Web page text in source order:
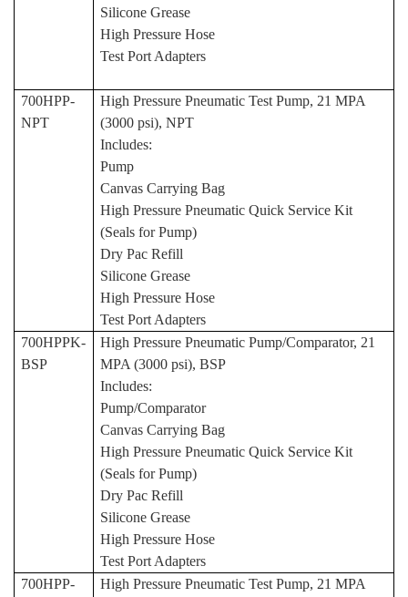
Silicone Grease
High Pressure Hose
Test Port Adapters
700HPP-
NPT
High Pressure Pneumatic Test Pump, 21 MPA
(3000 psi), NPT
Includes:
Pump
Canvas Carrying Bag
High Pressure Pneumatic Quick Service Kit
(Seals for Pump)
Dry Pac Refill
Silicone Grease
High Pressure Hose
Test Port Adapters
700HPPK-
BSP
High Pressure Pneumatic Pump/Comparator, 21
MPA (3000 psi), BSP
Includes:
Pump/Comparator
Canvas Carrying Bag
High Pressure Pneumatic Quick Service Kit
(Seals for Pump)
Dry Pac Refill
Silicone Grease
High Pressure Hose
Test Port Adapters
700HPP-
High Pressure Pneumatic Test Pump, 21 MPA